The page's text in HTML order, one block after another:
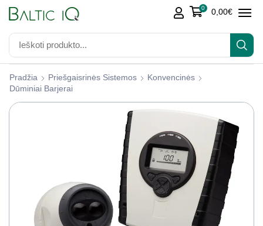
0 0,00€
Pradžia Priešgaisrinės Sistemos
Konvencinės
Dūminiai Barjerai